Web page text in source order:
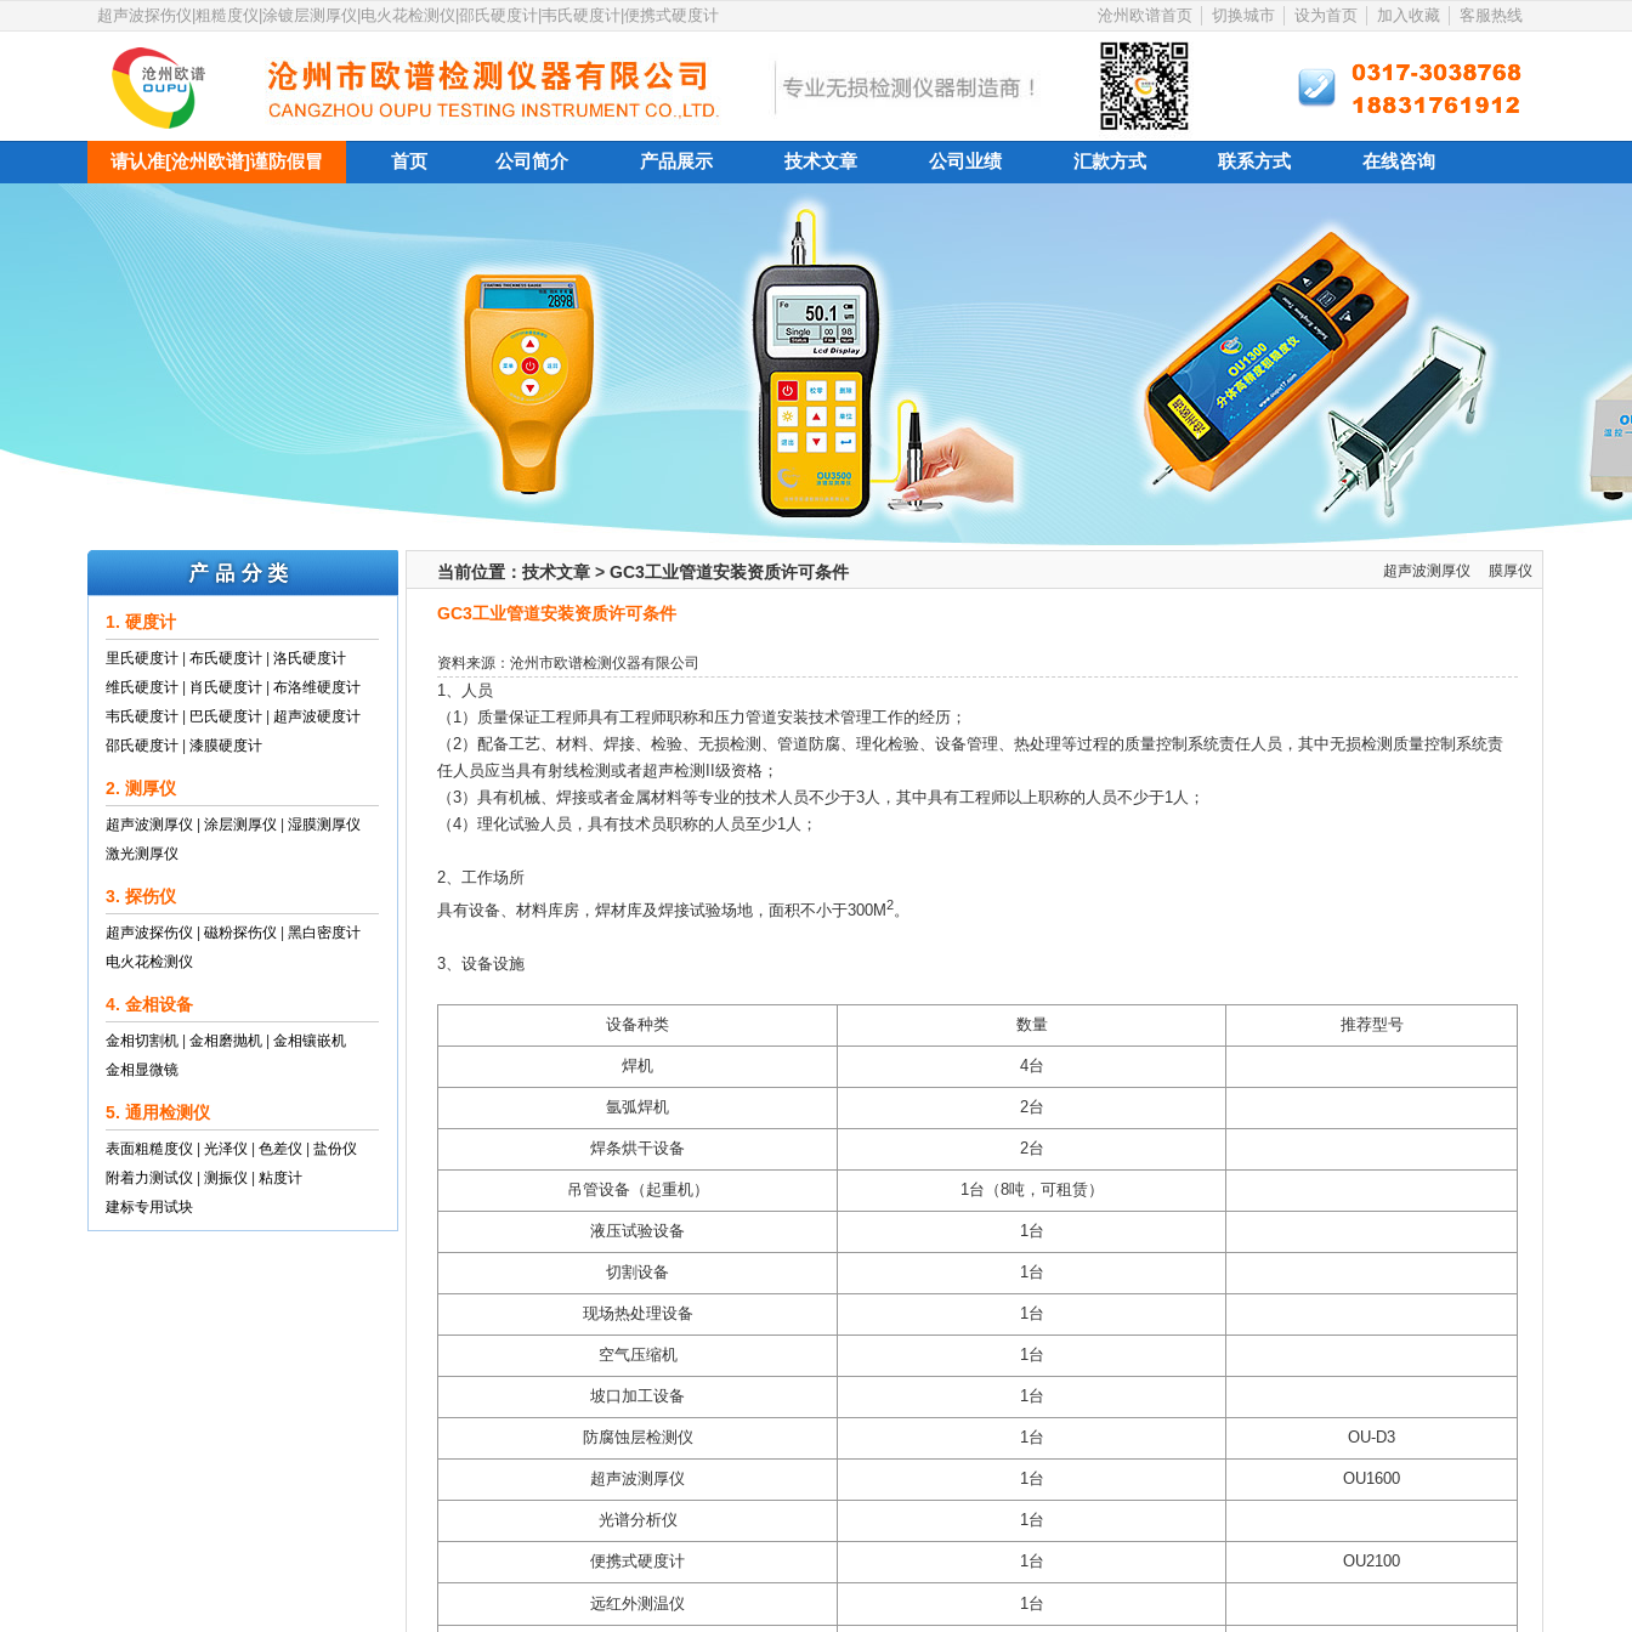
超声波探伤仪|粗糙度仪|涂镀层测厚仪|电火花检测仪|邵氏硬度计|韦氏硬度计|便携式硬度计 沧州欧谱首页 切换城市 设为首页 加入收藏 客服热线
请认准[沧州欧谱]谨防假冒 首页 公司简介 产品展示 技术文章 公司业绩 汇款方式 联系方式 在线咨询
1. 硬度计
里氏硬度计 布氏硬度计
洛氏硬度计
维氏硬度计
肖氏硬度计
布洛维硬度计
韦氏硬度计
巴氏硬度计
超声波硬度计
邵氏硬度计
漆膜硬度计
2. 测厚仪
超声波测厚仪 涂层测厚仪
湿膜测厚仪
激光测厚仪
3. 探伤仪
超声波探伤仪 磁粉探伤仪
黑白密度计
电火花检测仪
4. 金相设备
金相切割机 金相磨抛机
金相镶嵌机
金相显微镜
5. 通用检测仪
表面粗糙度仪 光泽仪 色差仪
盐份仪
附着力测试仪
测振仪
粘度计
建标专用试块
当前位置： 技术文章 > GC3工业管道安装资质许可条件 超声波测厚仪 膜厚仪
GC3工业管道安装资质许可条件
资料来源：沧州市欧谱检测仪器有限公司
1、人员
（1）质量保证工程师具有工程师职称和压力管道安装技术管理工作的经历；
（2）配备工艺、材料、焊接、检验、无损检测、管道防腐、理化检验、设备管理、热处理等过程的质量控制系统责任人员，其中无损检测质量控制系统责
任人员应当具有射线检测或者超声检测II级资格；
（3）具有机械、焊接或者金属材料等专业的技术人员不少于3人，其中具有工程师以上职称的人员不少于1人；
（4）理化试验人员，具有技术员职称的人员至少1人；
2、工作场所
具有设备、材料库房，焊材库及焊接试验场地，面积不小于300M2。
3、设备设施
设备种类 数量 推荐型号
焊机 4台
氩弧焊机 2台
焊条烘干设备 2台
吊管设备（起重机） 1台（8吨，可租赁）
液压试验设备 1台
切割设备 1台
现场热处理设备 1台
空气压缩机 1台
坡口加工设备 1台
防腐蚀层检测仪 1台 OU-D3
超声波测厚仪 1台 OU1600
光谱分析仪 1台
便携式硬度计 1台 OU2100
远红外测温仪 1台